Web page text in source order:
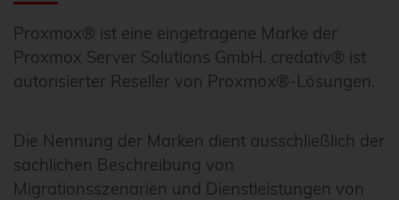
Proxmox® ist eine eingetragene Marke der
Proxmox Server Solutions GmbH. credativ® ist
autorisierter Reseller von Proxmox®-Lösungen.
Die Nennung der Marken dient ausschließlich der
sachlichen Beschreibung von
Migrationsszenarien und Dienstleistungen von